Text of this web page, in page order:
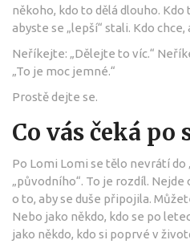
někoho, kdo to dělá dlouho. Kdo
abyste se „lepší“ stali. Kdo
Neříkejte: „Dělejte to víc.“
„To je moc jemné.“
Prostě dejte se.
Co vás čeká po
Po Lomi Lomi se tělo nevrátí do
„původního“. To je rozdíl. Nejde
o to, aby se duše připojila.
Nebo jako někdo, kdo se po
jako někdo, kdo si poprvé v